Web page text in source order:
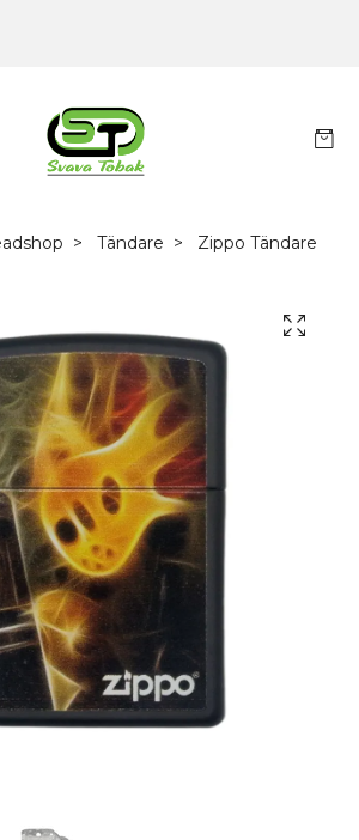
Tändare Zippo Tändare